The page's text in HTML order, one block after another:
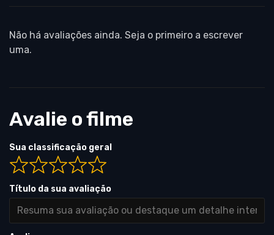
Não há avaliações ainda. Seja o primeiro a escrever
uma.
Avalie o filme
Sua classificação geral
Título da sua avaliação